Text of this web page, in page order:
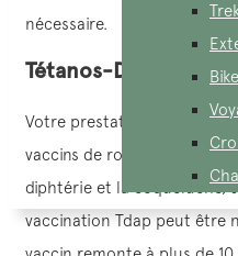
nécessaire.
Tétanos-Diphtérie-
Votre prestataire de soins
vaccins de routine, y
diphtérie et la coqueluche,
vaccination Tdap peut être